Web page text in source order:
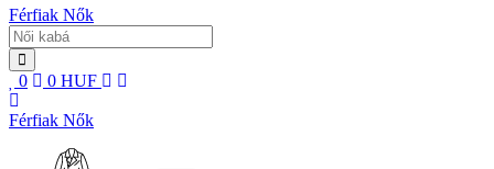
Férfiak Nők
0 0 HUF
Férfiak Nők